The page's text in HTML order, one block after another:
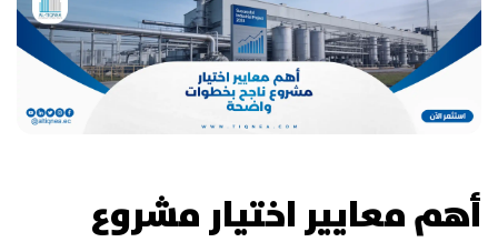
أهم معايير اختيار مشروع